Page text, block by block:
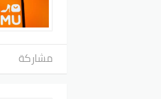
مشاركة